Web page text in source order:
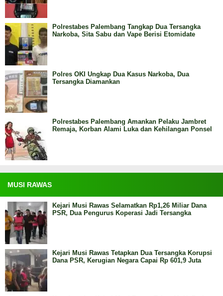
Polrestabes Palembang Tangkap Dua Tersangka
Narkoba, Sita Sabu dan Vape Berisi Etomidate
Polres OKI Ungkap Dua Kasus Narkoba, Dua
Tersangka Diamankan
Polrestabes Palembang Amankan Pelaku Jambret
Remaja, Korban Alami Luka dan Kehilangan Ponsel
MUSI RAWAS
Kejari Musi Rawas Selamatkan Rp1,26 Miliar Dana
PSR, Dua Pengurus Koperasi Jadi Tersangka
Kejari Musi Rawas Tetapkan Dua Tersangka Korupsi
Dana PSR, Kerugian Negara Capai Rp 601,9 Juta